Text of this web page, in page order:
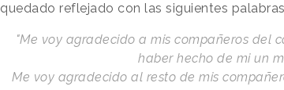
quedado reflejado con las siguientes
"Me voy agradecido a mis compañeros del
haber hecho de mi un
Me voy agradecido al resto de mis